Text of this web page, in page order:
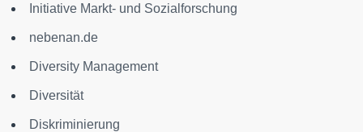
Initiative Markt- und Sozialforschung
nebenan.de
Diversity Management
Diversität
Diskriminierung